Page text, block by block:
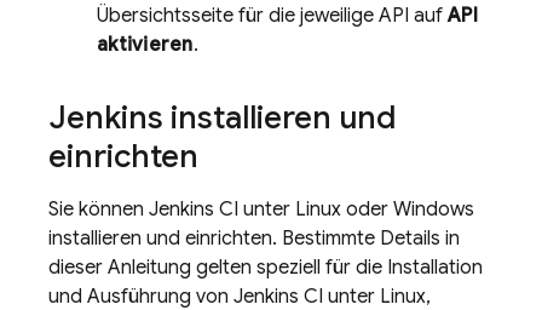
Übersichtsseite für die jeweilige API aufAPI
aktivieren.
Jenkins installieren und
einrichten
Sie können Jenkins CI unter Linux oder Windows
installieren und einrichten. Bestimmte Details in
dieser Anleitung gelten speziell für die Installation
und Ausführung von Jenkins CI unter Linux,